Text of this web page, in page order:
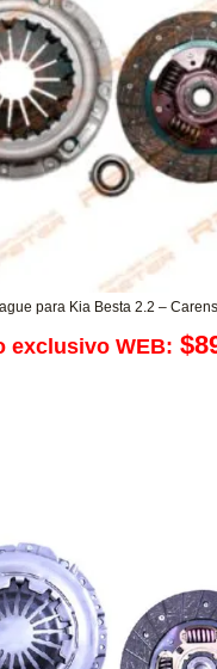
para Kia Besta 2.2 –
exclusivo WEB: $